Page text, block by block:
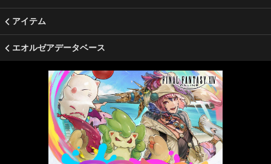
アイテム
エオルゼアデータベース